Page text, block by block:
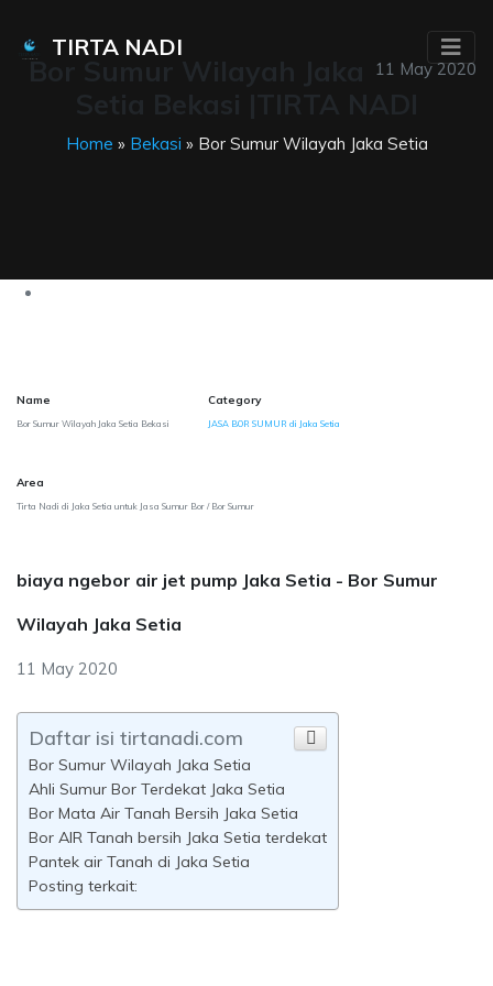
TIRTA NADI
11 May 2020
Bor Sumur Wilayah Jaka
Home » Bekasi » Bor Sumur Wilayah Jaka Setia
Name
Bor Sumur Wilayah Jaka Setia Bekasi
Category
JASA BOR SUMUR di Jaka Setia
Area
Tirta Nadi di Jaka Setia untuk Jasa Sumur Bor / Bor Sumur
biaya ngebor air jet pump Jaka Setia - Bor Sumur
Wilayah Jaka Setia
11 May 2020
Daftar isi tirtanadi.com
Bor Sumur Wilayah Jaka Setia
Ahli Sumur Bor Terdekat Jaka Setia
Bor Mata Air Tanah Bersih Jaka Setia
Bor AIR Tanah bersih Jaka Setia terdekat
Pantek air Tanah di Jaka Setia
Posting terkait: